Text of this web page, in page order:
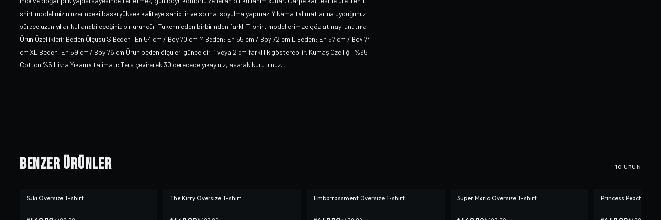
shirt modelimizin üzerindeki baskı yüksek kaliteye sahiptir ve solma-soyulma yapmaz. Yıkama talimatlarına uyduğunuz
sürece uzun yıllar kullanabileceğiniz bir üründür. Tükenmeden birbirinden farklı T-shirt modellerimize göz atmayı unutma
Ürün Özellikleri; Beden Ölçüsü S Beden: En 54 cm / Boy 70 cm M Beden: En 55 cm / Boy 72 cm L Beden: En 57 cm / Boy 74
cm XL Beden: En 59 cm / Boy 76 cm Ürün beden ölçüleri günceldir. 1 veya 2 cm farklılık gösterebilir. Kumaş Özelliği: %95
Cotton %5 Likra Yıkama talimatı: Ters çevirerek 30 derecede yıkayınız, asarak kurutunuz.
Benzer Ürünler 10 ÜRÜN
-%10
Sukı Oversize T-shirt -%10
The Kirry Oversize T-shirt -%10
Embarrassment Oversize T-shirt -%10
Super Mario Oversize T-shirt -%10
Princess Peach